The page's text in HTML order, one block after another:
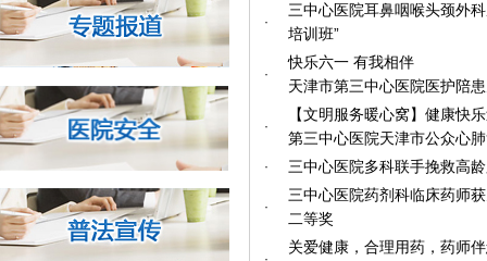
·
三中心医院耳鼻咽喉头颈外
培训班”
·
快乐六一 有我相伴
天津市第三中心医院医护陪
·
【文明服务暖心窝】健康快
第三中心医院天津市公众心
· 三中心医院多科联手挽救高
·
三中心医院药剂科临床药师
二等奖
关爱健康，合理用药，药师